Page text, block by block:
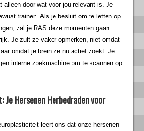
alleen door wat voor jou relevant is. Je
trainen. Als je besluit om te letten op
zal je RAS deze momenten gaan
Je zult ze vaker opmerken, niet omdat
omdat je brein ze nu actief zoekt. Je
interne zoekmachine om te scannen op
Hersenen Herbedraden voor
leert ons dat onze hersenen